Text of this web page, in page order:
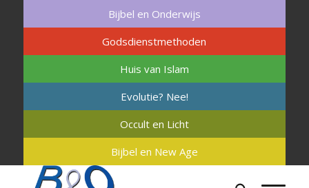
Bijbel en Onderwijs
Godsdienstmethoden
Huis van Islam
Evolutie? Nee!
Occult en Licht
Bijbel en New Age